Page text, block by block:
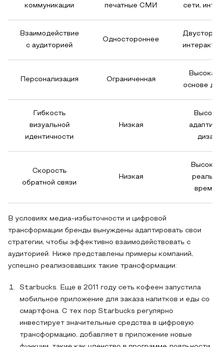
коммуникации
печатные СМИ
сети,
Взаимодействие
с аудиторией
Одностороннее
Персонализация Ограниченная
основе
Гибкость
визуальной
идентичности
Низкая
Скорость
обратной связи
Низкая
В условиях медиа-избыточности и цифровой
трансформации бренды вынуждены адаптировать свои
стратегии, чтобы эффективно взаимодействовать с
аудиторией. Ниже представлены примеры компаний,
успешно реализовавших такие трансформации:
Starbucks. Еще в 2011 году сеть кофеен запустила
мобильное приложение для заказа напитков и еды со
смартфона. С тех пор Starbucks регулярно
инвестирует значительные средства в цифровую
трансформацию, добавляет в приложение новые